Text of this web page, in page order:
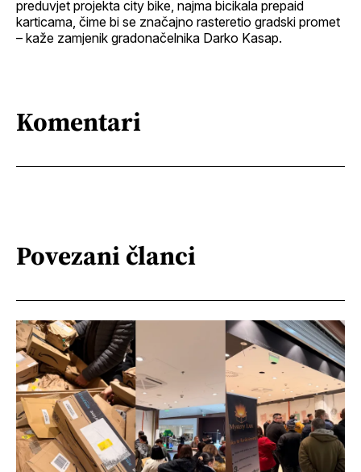
preduvjet projekta city bike, najma bicikala prepaid
karticama, čime bi se značajno rasteretio gradski promet
– kaže zamjenik gradonačelnika Darko Kasap.
Komentari
Povezani članci